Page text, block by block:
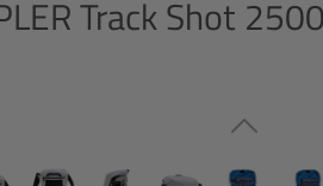
Track Shot